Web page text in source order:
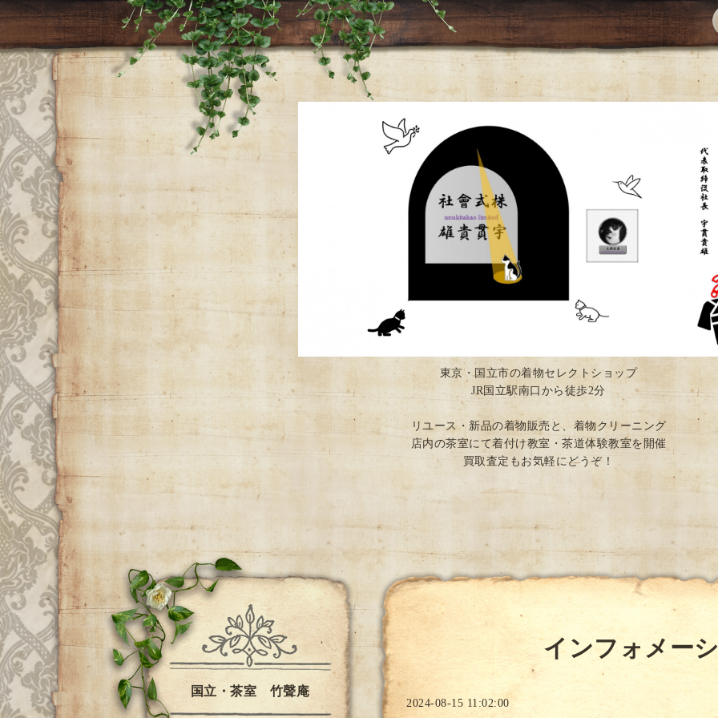
東京・国立市の着物セレクトショップ
JR国立駅南口から徒歩2分
リユース・新品の着物販売と、着物クリーニング
店内の茶室にて着付け教室・茶道体験教室を開催
買取査定もお気軽にどうぞ！
インフォメー
2024-08-15 11:02:00
国立・茶室 竹聲庵